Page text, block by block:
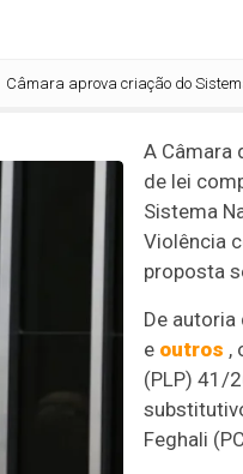
aprova criação do Sistema
A Câmara
de lei
Sistema
Violência
proposta
De autoria
e outros ,
(PLP) 41/
Feghali